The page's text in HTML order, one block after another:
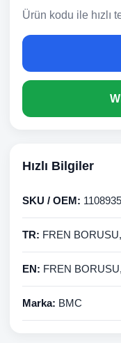
Ürün kodu ile hızlı
Hızlı Bilgiler
SKU / OEM:
TR: FREN
EN: FREN
Marka: BMC